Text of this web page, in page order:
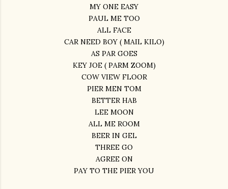
MY ONE EASY
PAUL ME TOO
ALL FACE
CAR NEED BOY ( MAIL KILO)
AS PAR GOES
KEY JOE ( PARM ZOOM)
COW VIEW FLOOR
PIER MEN TOM
BETTER HAB
LEE MOON
ALL ME ROOM
BEER IN GEL
THREE GO
AGREE ON
PAY TO THE PIER YOU